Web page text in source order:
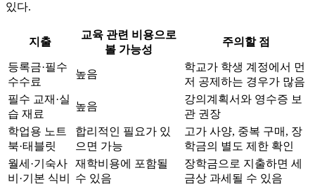
있다.
지출
교육 관련 비용으로
볼 가능성
주의할 점
등록금·필수
수수료
높음
학교가 학생 계정에서 먼
저 공제하는 경우가 많음
필수 교재·실
습 재료
높음
강의계획서와 영수증 보
관 권장
학업용 노트
북·태블릿
합리적인 필요가 있
으면 가능
고가 사양, 중복 구매, 장
학금의 별도 제한 확인
월세·기숙사
비·기본 식비
재학비용에 포함될
수 있음
장학금으로 지출하면 세
금상 과세될 수 있음